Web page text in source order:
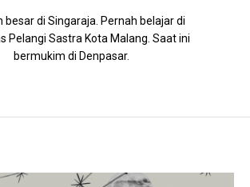
besar di Singaraja. Pernah belajar di
Pelangi Sastra Kota Malang. Saat ini
bermukim di Denpasar.